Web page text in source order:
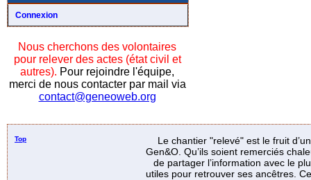
Connexion
Nous cherchons des volontaires
pour relever des actes (état civil et
autres). Pour rejoindre l'équipe,
merci de nous contacter par mail via
contact@geneoweb.org
Top
Le chantier "relevé" est le fruit
Gen&O. Qu’ils soient remerciés
de partager l’information avec le
utiles pour retrouver ses ancêtres.